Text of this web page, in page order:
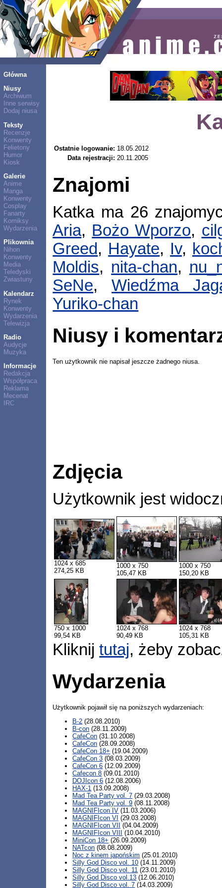
Główna
Niusy
Archiwum
Inne serwisy
Dodaj niusa
Teksty
Recenzje
Konwenty
Felietony
Humor
Kiosk
Galerie
Anime
Manga
Konwenty
Cosplay
Fanarty
Komiksy
Wydarzenia
Plikownia
Nihon
Konwenty
Media
Teledyski
Zwiastuny
Kalendarz
Rynek
Konwenty
Wydarzenia
Telewizja
Radio
Audycje
Muzyka
Informacje
Redakcja
Współpraca
Reklama
Mecenat
IRC
Ostatnie logowanie: 18.05.2012
Data rejestracji: 20.11.2005
Znajomi
Katka ma 26
Aria, Bożo Wporzo,
Greed, Hayate, Iv,
Moldis, nita-chan,
SeNe,Wiedźma
Yuriko-chan
Niusy i
Ten użytkownik nie napisał jeszcze żadnego niusa.
Zdjęcia
Użytkownik jest
1024 x 685
274,25 KB
1000 x 750
105,47 KB
1000 x 750
150,20 KB
750 x 1000
99,54 KB
1024 x 768
90,49 KB
1024 x 768
105,31 KB
Kliknijtutaj, żeby
Wydarzenia
Użytkownik pojawił się na poniższych wydarzeniach:
B-2 (28.08.2010)
B-con (28.11.2009)
CafeCon (31.10.2008)
CafeCon (28.09.2008)
CafeCon 18+ (19.04.2009)
CafeCon 3 (08.03.2009)
CafeCon 6 (12.09.2009)
Cafecon 8 (09.01.2010)
DOJIcon 6 (12.08.2006)
HAX-1 (13.09.2008)
Mad Tea Party vol. 7 (29.03.2008)
Mad Tea Party vol. 9 (08.11.2008)
MAGNIFIcon IV (11.03.2006)
MAGNIFIcon VI (29.03.2008)
MAGNIFIcon VII
(04.04.2009)
MAGNIFIcon VIII
(10.04.2010)
MiniCon 18+ (26.09.2009)
NATcon (08.08.2009)
Noc z kinem japońskim (25.01.2010)
Silly God Disco vol. 10 (14.11.2009)
Silly God Disco vol. 11 (23.01.2010)
Silly God Disco vol.13 (12.06.2010)
Silly God Disco vol. 7 (14.03.2009)